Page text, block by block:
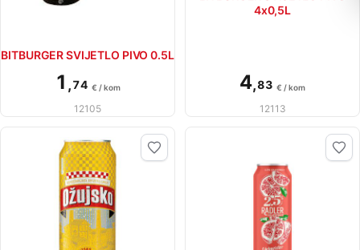
BITBURGER SVIJETLO PIVO 0.5L
1 ,74 € / kom
12105
4x0,5L
4,83 € / kom
12113